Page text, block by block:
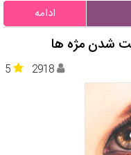
ادامه
شدن مژه ها
5 2918